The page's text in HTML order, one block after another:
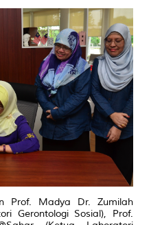
Prof. Madya Dr. Zumilah
Gerontologi Sosial), Prof.